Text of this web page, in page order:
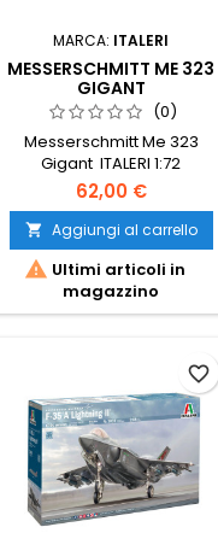
MARCA: ITALERI
MESSERSCHMITT ME 323
GIGANT
(0)
Messerschmitt Me 323
Gigant ITALERI 1:72
62,00 €
 Aggiungi al carrello
 Ultimi articoli in
magazzino
favorite_border